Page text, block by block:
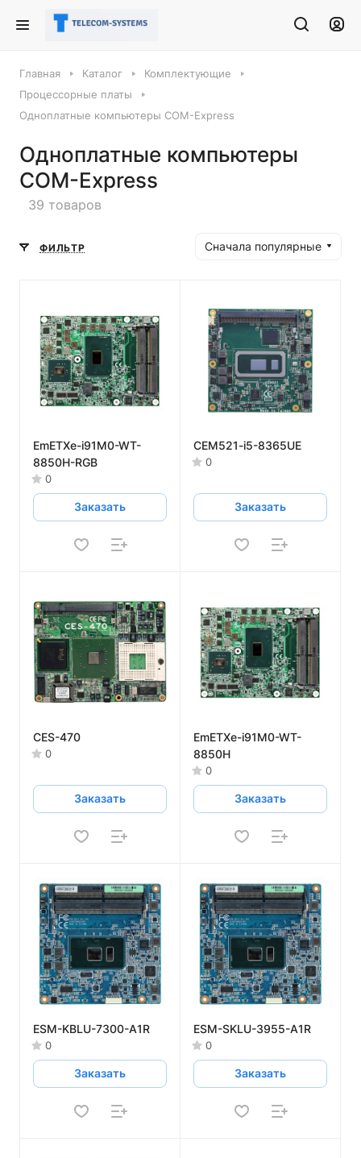
Главная Каталог
Комплектующие
Процессорные платы
Одноплатные компьютеры COM-Express
Одноплатные компьютеры
COM-Express
39 товаров
ФИЛЬТР Сначала популярные
EmETXe-i91M0-WT-
8850H-RGB
0
Заказать
CEM521-i5-8365UE
0
Заказать
CES-470
0
Заказать
EmETXe-i91M0-WT-
8850H
0
Заказать
ESM-KBLU-7300-A1R
0
Заказать
ESM-SKLU-3955-A1R
0
Заказать